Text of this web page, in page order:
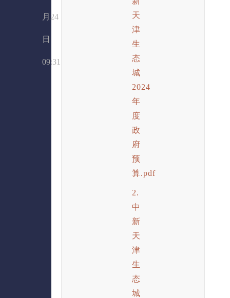
月24
日
09:31
天
津
生
态
城
2024
年
度
政
府
预
算.pdf
2.
中
新
天
津
生
态
城